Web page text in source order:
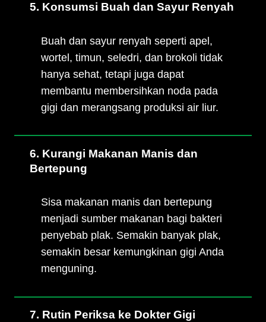
5. Konsumsi Buah dan Sayur Renyah
Buah dan sayur renyah seperti apel,
wortel, timun, seledri, dan brokoli tidak
hanya sehat, tetapi juga dapat
membantu membersihkan noda pada
gigi dan merangsang produksi air liur.
6. Kurangi Makanan Manis dan
Bertepung
Sisa makanan manis dan bertepung
menjadi sumber makanan bagi bakteri
penyebab plak. Semakin banyak plak,
semakin besar kemungkinan gigi Anda
menguning.
7. Rutin Periksa ke Dokter Gigi